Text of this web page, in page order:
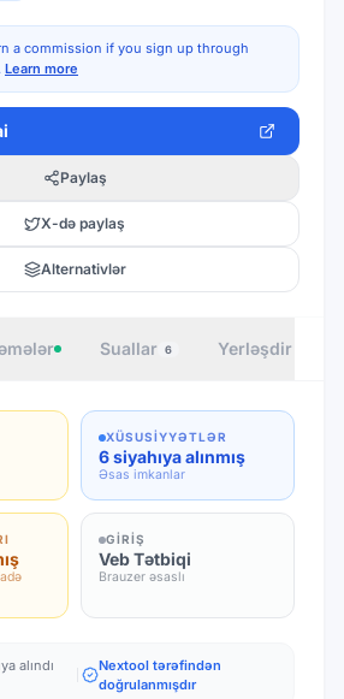
a commission if you sign up through
Learn more
Paylaş
X-də paylaş
Alternativlər
Suallar 6 Yerləşdir
XÜSUSIYYƏTLƏR
6 siyahıya alınmış
Əsas imkanlar
GIRIŞ
Veb Tətbiqi
Brauzer əsaslı
alındı
Nextool tərəfindən
doğrulanmışdır